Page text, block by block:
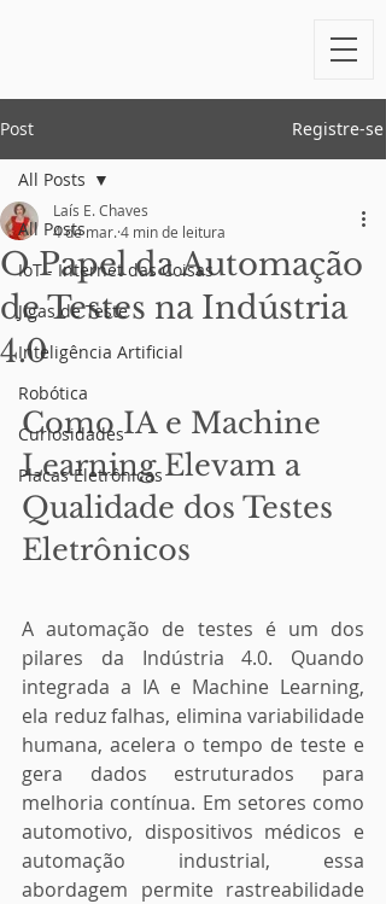
Post Registre-se
All Posts
IoT - Internet das Coisas
Jigas de Teste
Inteligência Artificial
Robótica
Curiosidades
Placas Eletrônicas
All Posts
O Papel da Automação
de Testes na Indústria
4.0
Laís E. Chaves
4 de mar. 4 min de leitura
Como IA e Machine
Learning Elevam a
Qualidade dos Testes
Eletrônicos
A automação de testes é um dos
pilares da Indústria 4.0. Quando
integrada a IA e Machine Learning,
ela reduz falhas, elimina variabilidade
humana, acelera o tempo de teste e
gera dados estruturados para
melhoria contínua. Em setores como
automotivo, dispositivos médicos e
automação industrial, essa
abordagem permite rastreabilidade